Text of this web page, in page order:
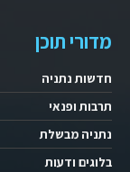
מדורי תוכן
חדשות נתניה
תרבות ופנאי
נתניה מבשלת
בלוגים ודעות